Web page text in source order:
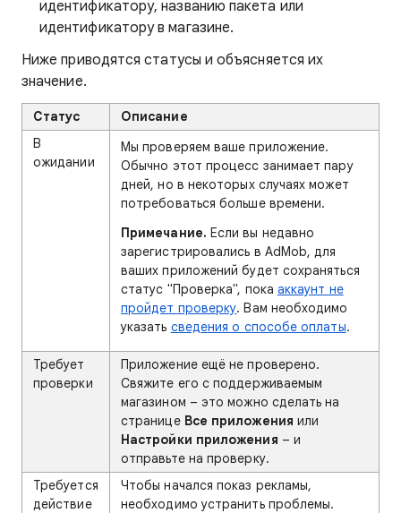
идентификатору, названию пакета или
идентификатору в магазине.
Ниже приводятся статусы и объясняется их
значение.
Статус
Описание
В
ожидании
Мы проверяем ваше приложение.
Обычно этот процесс занимает пару
дней, но в некоторых случаях может
потребоваться больше времени.
Примечание. Если вы недавно
зарегистрировались в AdMob, для
ваших приложений будет сохраняться
статус "Проверка", пока аккаунт не
пройдет проверку. Вам необходимо
указать сведения о способе оплаты.
Требует
проверки
Приложение ещё не проверено.
Свяжите его с поддерживаемым
магазином – это можно сделать на
странице Все приложения или
Настройки приложения – и
отправьте на проверку.
Требуется
действие
Чтобы начался показ рекламы,
необходимо устранить проблемы.